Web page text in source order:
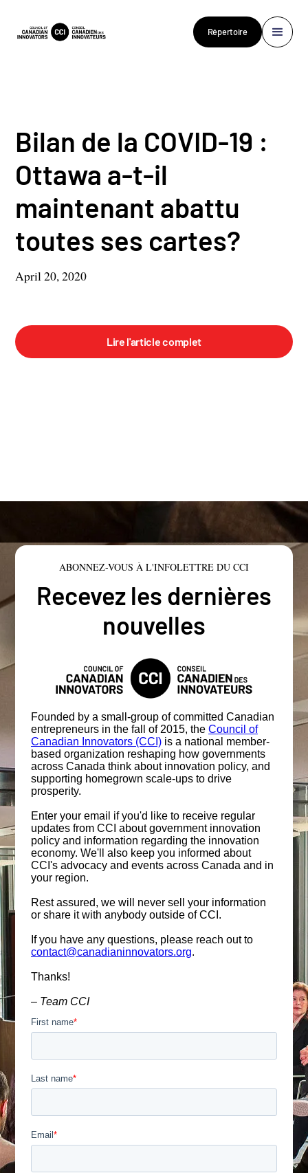
Répertoire
Bilan de la COVID-19 :
Ottawa a-t-il
maintenant abattu
toutes ses cartes?
April 20, 2020
Lire l'article complet
ABONNEZ-VOUS À L'INFOLETTRE DU CCI
Recevez les dernières
nouvelles